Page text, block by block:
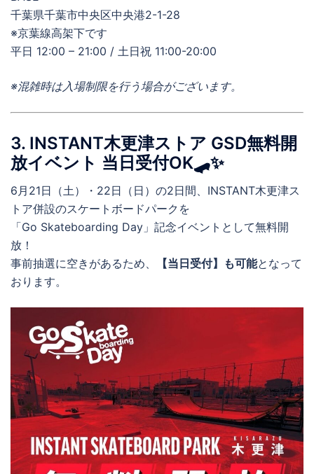
千葉県千葉市中央区中央港2-1-28
※京葉線高架下です
平日 12:00 – 21:00 / 土日祝 11:00-20:00
※混雑時は入場制限を行う場合がございます。
3. INSTANT木更津ストア GSD無料開
放イベント 当日受付OK🛹✨
6月21日（土）・22日（日）の2日間、INSTANT木更津ス
トア併設のスケートボードパークを
「Go Skateboarding Day」記念イベントとして無料開
放！
事前抽選に空きがあるため、
【当日受付】も可能となって
おります。